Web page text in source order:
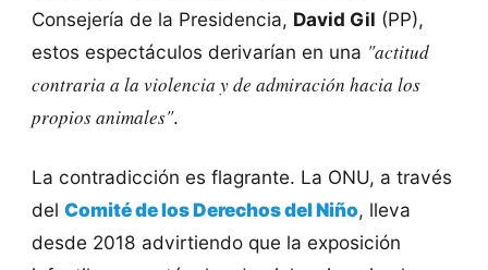
Consejería de la Presidencia, David Gil (PP),
estos espectáculos derivarían en una "actitud
contraria a la violencia y de admiración hacia los
propios animales".
La contradicción es flagrante. La ONU, a través
del Comité de los Derechos del Niño, lleva
desde 2018 advirtiendo que la exposición